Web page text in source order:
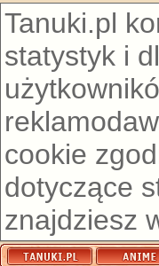
Tanuki.pl
statystyk i
cookie
dotyczące
znajdziesz